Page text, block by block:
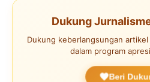
Dukung
Dukung keberlangsungan
dalam program
Beri